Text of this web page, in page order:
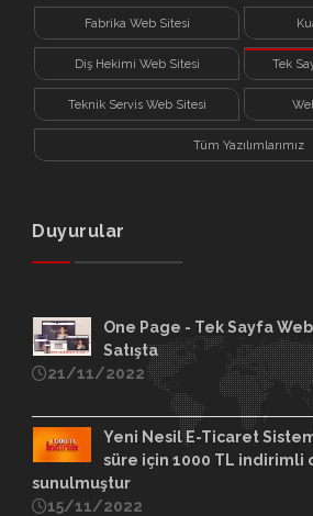
Fabrika Web Sitesi
Diş Hekimi Web Sitesi Tek
Teknik Servis Web Sitesi
Tüm Yazılımlarımız
Duyurular
One Page - Tek Sayfa
Satışta
21/11/2022
Yeni Nesil E-Ticaret
süre için 1000 TL indirimli
sunulmuştur
15/11/2022